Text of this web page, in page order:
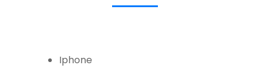
Iphone